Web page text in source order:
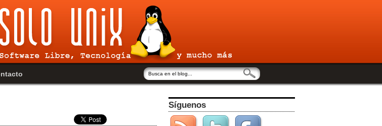
Síguenos